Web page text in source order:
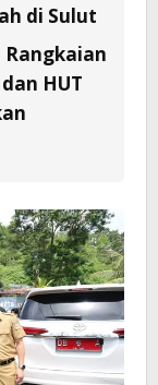
di Sulut
Rangkaian
HUT